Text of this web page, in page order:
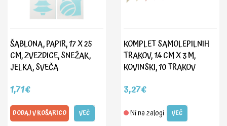
ŠABLONA, PAPIR, 17 X 25
CM, ZVEZDICE, SNEŽAK,
JELKA, SVEČA
1,71€
DODAJ V KOŠARICO VEČ
KOMPLET SAMOLEPILNIH
TRAKOV, 1.4 CM X 3 M,
KOVINSKI, 10 TRAKOV
3,27€
Ni na zalogi VEČ